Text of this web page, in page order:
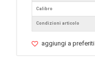
Calibro
Condizioni articolo
aggiungi a preferiti